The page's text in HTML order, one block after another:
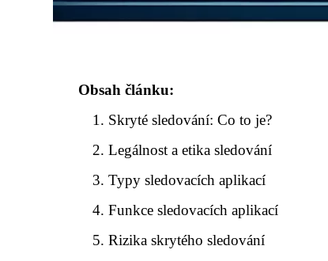
Obsah článku:
Skryté sledování: Co to je?
Legálnost a etika sledování
Typy sledovacích aplikací
Funkce sledovacích aplikací
Rizika skrytého sledování